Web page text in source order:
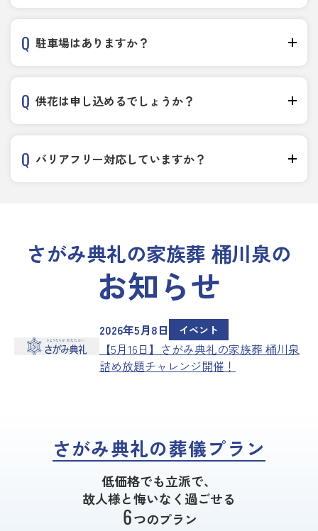
駐車場はありますか？
供花は申し込めるでしょうか？
バリアフリー対応していますか？
さがみ典礼の家族葬 桶川泉の
お知らせ
2026年5月8日 イベント
【5月16日】さがみ典礼の家族葬 桶川泉
詰め放題チャレンジ開催！
さがみ典礼の葬儀プラン
低価格でも立派で、
故人様と悔いなく過ごせる
6つのプラン